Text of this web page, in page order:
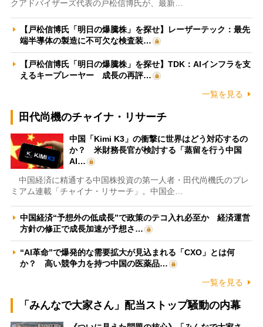
クアドバイザーズ代表の戸松信博氏が、最新…
【戸松信博氏「明日の爆騰株」を探せ】レーザーテック：最先
端半導体の製造に不可欠な検査装…
【戸松信博氏「明日の爆騰株」を探せ】TDK：AIインフラを支
えるキープレーヤー 成長の再評…
一覧を見る
田代尚機のチャイナ・リサーチ
中国「Kimi K3」の衝撃に世界はどう対応するの
か？ 米財務長官が検討する「蒸留を行う中国
AI…
中国経済に精通する中国株投資の第一人者・田代尚機氏のプレ
ミアム連載「チャイナ・リサーチ」。中国企…
中国経済“予想外の低成長”で政策のテコ入れ必至か 経済運営
方針の修正で成長加速が予想さ…
“AI革命”で爆発的な需要拡大が見込まれる「CXO」とは何
か？ 高い競争力を持つ中国の医薬品…
一覧を見る
「みんなで大家さん」配当ストップ騒動の内幕